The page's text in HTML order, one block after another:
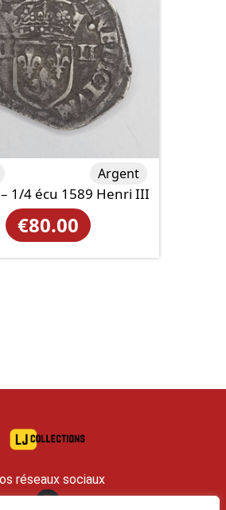
– 1/4 écu 1589 Henri III
€80.00
Argent
réseaux sociaux